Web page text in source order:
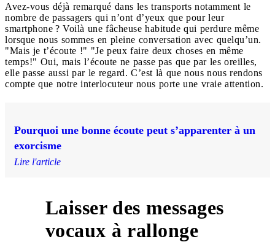
Avez-vous déjà remarqué dans les transports notamment le
nombre de passagers qui n’ont d’yeux que pour leur
smartphone ? Voilà une fâcheuse habitude qui perdure même
lorsque nous sommes en pleine conversation avec quelqu’un.
"Mais je t’écoute !" "Je peux faire deux choses en même
temps!" Oui, mais l’écoute ne passe pas que par les oreilles,
elle passe aussi par le regard. C’est là que nous nous rendons
compte que notre interlocuteur nous porte une vraie attention.
Pourquoi une bonne écoute peut s’apparenter à un
exorcisme
Lire l'article
Laisser des messages
vocaux à rallonge